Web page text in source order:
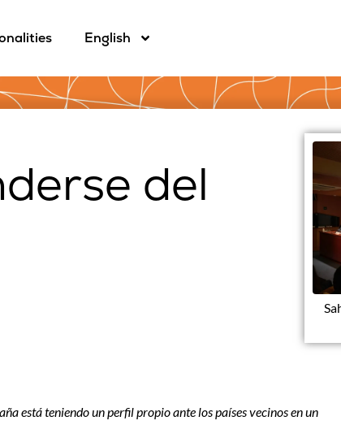
English
del
está teniendo un perfil propio ante los países vecinos en un